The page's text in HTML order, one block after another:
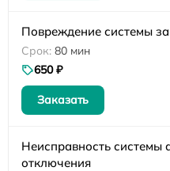
Повреждение системы
80 мин
650 ₽
Заказать
Неисправность системы
отключения